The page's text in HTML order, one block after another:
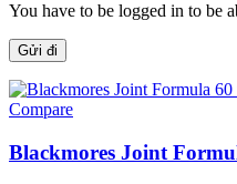
You have to be logged in to be
Compare
Blackmores Joint